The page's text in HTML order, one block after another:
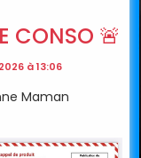
CONSO 🚨
à 13:06
Maman